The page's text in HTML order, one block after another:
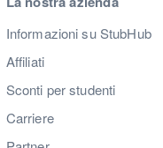
Informazioni su StubHub
Affiliati
Sconti per studenti
Carriere